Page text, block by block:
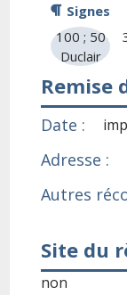
Signes
100 ; 50
Duclair
Remise
Date :
Adresse :
Autres
Site du
non